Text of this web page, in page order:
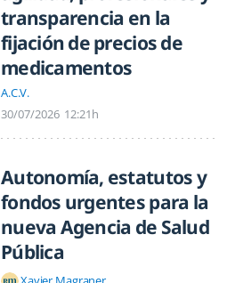
transparencia en la
fijación de precios de
medicamentos
A.C.V.
30/07/2026 12:21h
Autonomía, estatutos y
fondos urgentes para la
nueva Agencia de Salud
Pública